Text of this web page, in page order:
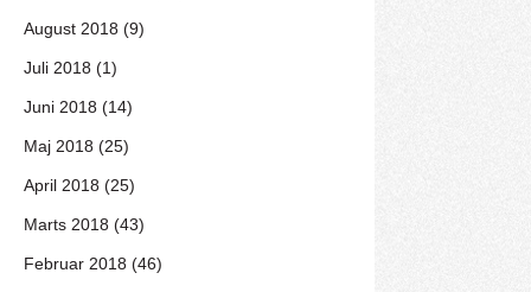
August 2018 (9)
Juli 2018 (1)
Juni 2018 (14)
Maj 2018 (25)
April 2018 (25)
Marts 2018 (43)
Februar 2018 (46)